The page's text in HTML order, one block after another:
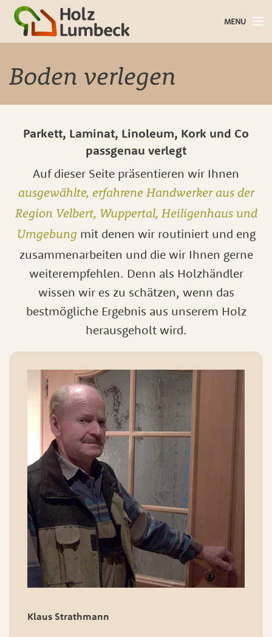
MENU
Holz im Garten
Service
Über uns
Blog
Kontakt
Boden verlegen
Parkett, Laminat, Linoleum, Kork und Co
passgenau verlegt
Auf dieser Seite präsentieren wir Ihnen
ausgewählte, erfahrene Handwerker aus der
Region Velbert, Wuppertal, Heiligenhaus und
Umgebung mit denen wir routiniert und eng
zusammenarbeiten und die wir Ihnen gerne
weiterempfehlen. Denn als Holzhändler
wissen wir es zu schätzen, wenn das
bestmögliche Ergebnis aus unserem Holz
herausgeholt wird.
Klaus Strathmann